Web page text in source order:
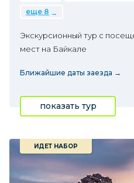
еще 8
Экскурсионный тур с
мест на Байкале
Ближайшие даты заезда →
показать тур
ИДЕТ НАБОР